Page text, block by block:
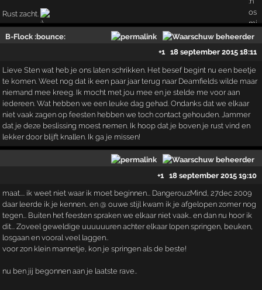
Rust zacht.
B-Flock :bounce:
+1
18 september 2015 18:11
Lieve Sten wat heb je ons laten schrikken. Het besef begint nu een beetje
te komen. Weet nog dat ik een paar jaar terug naar Deamfields wilde maar
niemand mee kreeg. Ik mocht met jou mee en je stelde me voor aan
iedereen. Wat hebben we een leuke dag gehad. Ondanks dat we elkaar
niet vaak zagen op feesten hebben we toch contact gehouden. Jammer
dat je deze beslissing moest nemen. Ik hoop dat je boven je rust vind en
lekker door blijft knallen. Ik ga je missen!
+1 18 september 2015 19:10
maat.... ik weet niet waar ik moet beginnen... DangerouzMind, 27dec 2009
daar leerde ik je kennen.. en @ ouwe stijl kwam ik je afgelopen zomer nog
tegen... Buiten het feesten spraken we elkaar niet vaak.. en dan nu hoor ik
dit... Zoveel geweldige uuuuuuren achter elkaar lopen springen, beuken,
losgaan en vooral veel laggen..
voor zon klein mannetje, kon je springen als de beste!
nu ben jij begonnen aan je laatste rave..